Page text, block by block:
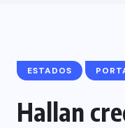
ESTADOS
Hallan